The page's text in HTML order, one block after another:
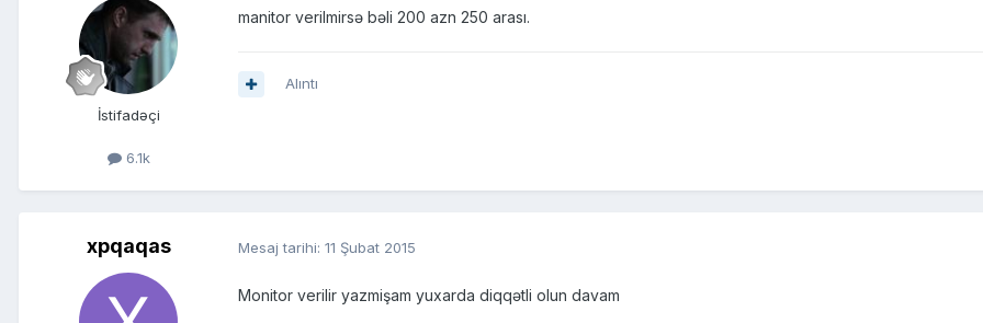
İstifadəçi
6.1k
manitor verilmirsə bəli 200 azn 250 arası.
Alıntı
xpqaqas Mesaj tarihi: 11 Şubat 2015
Monitor verilir yazmişam yuxarda diqqətli olun davam